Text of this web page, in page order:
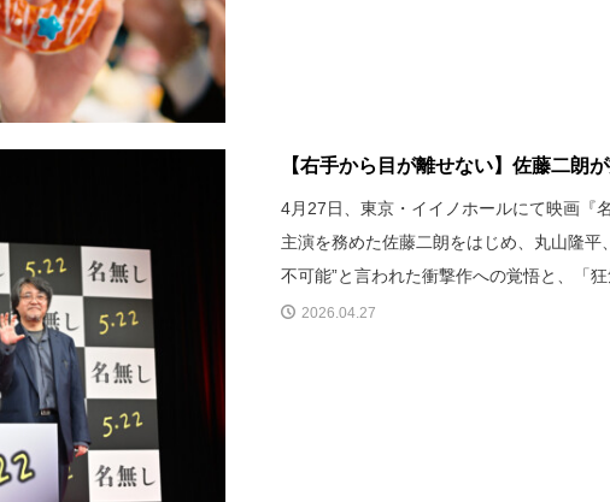
【右手から目が離せない】佐藤二朗
4月27日、東京・イイノホールにて映画『
主演を務めた佐藤二朗をはじめ、丸山隆
不可能”と言われた衝撃作への覚悟と、「
2026.04.27